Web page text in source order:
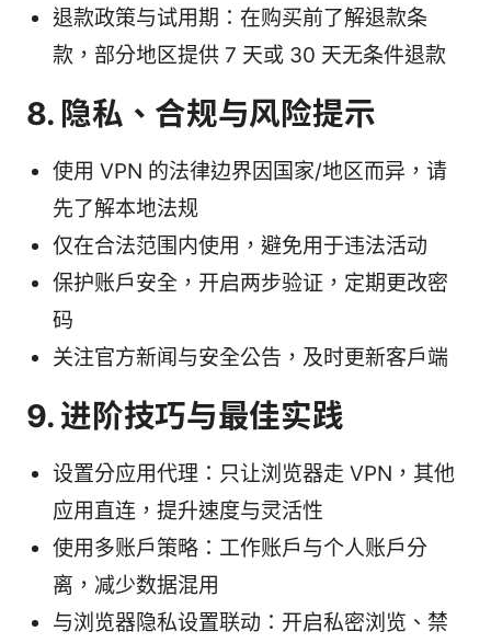
退款政策与试用期：在购买前了解退款条
款，部分地区提供 7 天或 30 天无条件退款
8. 隐私、合规与风险提示
使用 VPN 的法律边界因国家/地区而异，请
先了解本地法规
仅在合法范围内使用，避免用于违法活动
保护账户安全，开启两步验证，定期更改密
码
关注官方新闻与安全公告，及时更新客户端
9. 进阶技巧与最佳实践
设置分应用代理：只让浏览器走 VPN，其他
应用直连，提升速度与灵活性
使用多账户策略：工作账户与个人账户分
离，减少数据混用
与浏览器隐私设置联动：开启私密浏览、禁